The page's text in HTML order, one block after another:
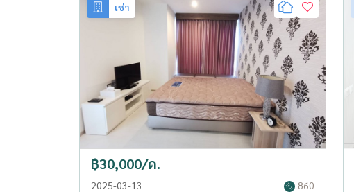
** ยินดีต้อนรับ Co-Agent **
==============================
ข้อมูลห้อง
- 2 นอน 2 น้ำ 56.56 ตร.ม. , Floor 10-20
- ห้องตกแต่งเรียบร้อย สวยงาม พร้อมเข้าอยู่
- เครื่องใช้ไฟฟ้า ทีวี,ตู้เย็น,แอร์,ไมโครเวฟ ฯ
==============================
เช่า
฿30,000/ด.
2025-03-13 860